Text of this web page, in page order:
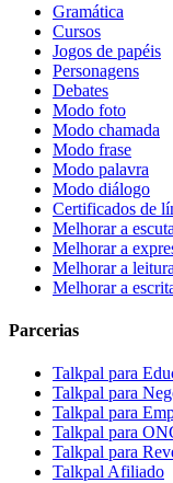
Gramática
Cursos
Jogos de papéis
Personagens
Debates
Modo foto
Modo chamada
Modo frase
Modo palavra
Modo diálogo
Certificados de
Melhorar a escuta
Melhorar a
Melhorar a leitura
Melhorar a
Parcerias
Talkpal para
Talkpal para
Talkpal para
Talkpal para
Talkpal para
Talkpal Afiliado